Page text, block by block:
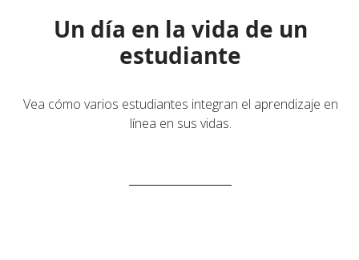
Un día en la vida de un
estudiante
Vea cómo varios estudiantes integran el aprendizaje en
línea en sus vidas.